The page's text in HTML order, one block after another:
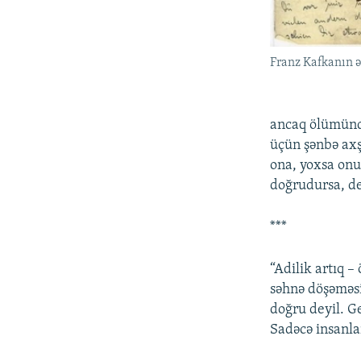
Franz Kafkanın
ancaq
üçün şənbə
ona, yoxsa
doğrudursa,
***
“Adilik artıq –
səhnə
doğru deyil.
Sadəcə